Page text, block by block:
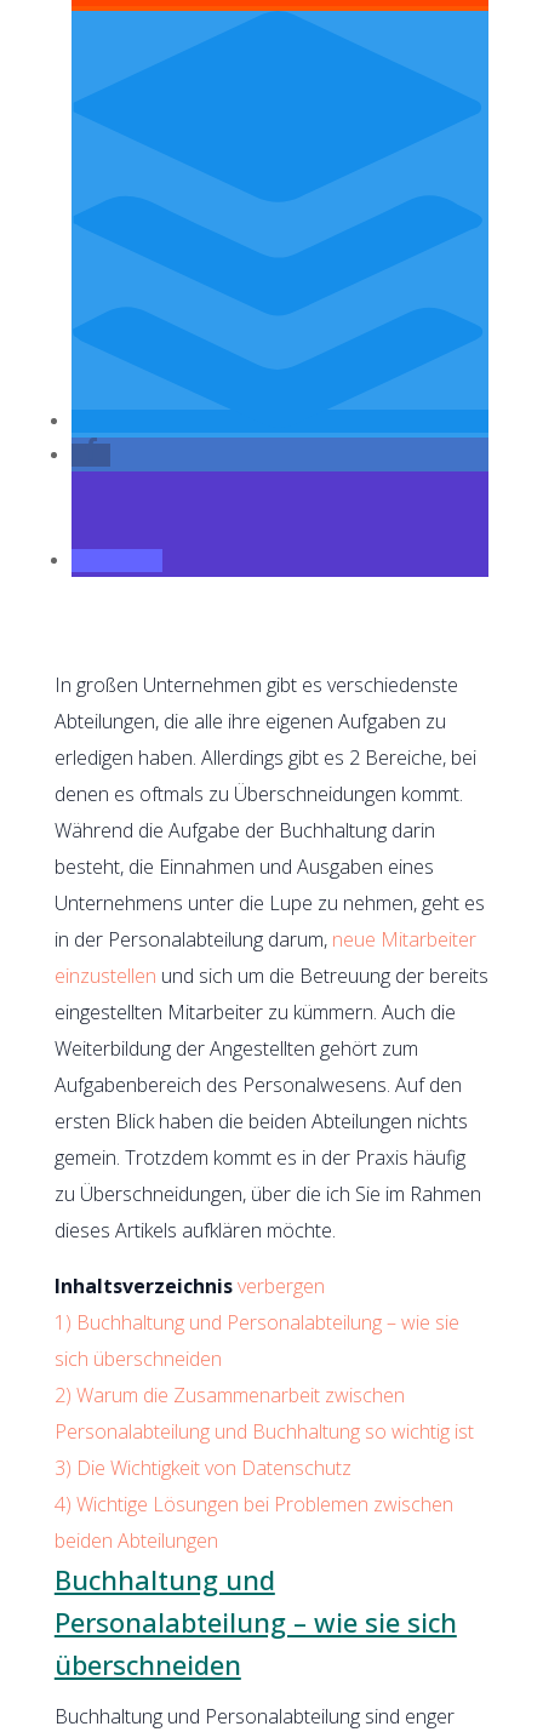
In großen Unternehmen gibt es verschiedenste
Abteilungen, die alle ihre eigenen Aufgaben zu
erledigen haben. Allerdings gibt es 2 Bereiche, bei
denen es oftmals zu Überschneidungen kommt.
Während die Aufgabe der Buchhaltung darin
besteht, die Einnahmen und Ausgaben eines
Unternehmens unter die Lupe zu nehmen, geht es
in der Personalabteilung darum, neue Mitarbeiter
einzustellen und sich um die Betreuung der bereits
eingestellten Mitarbeiter zu kümmern. Auch die
Weiterbildung der Angestellten gehört zum
Aufgabenbereich des Personalwesens. Auf den
ersten Blick haben die beiden Abteilungen nichts
gemein. Trotzdem kommt es in der Praxis häufig
zu Überschneidungen, über die ich Sie im Rahmen
dieses Artikels aufklären möchte.
Inhaltsverzeichnisverbergen
1) Buchhaltung und Personalabteilung – wie sie
sich überschneiden
2) Warum die Zusammenarbeit zwischen
Personalabteilung und Buchhaltung so wichtig ist
3) Die Wichtigkeit von Datenschutz
4) Wichtige Lösungen bei Problemen zwischen
beiden Abteilungen
Buchhaltung und
Personalabteilung – wie sie sich
überschneiden
Buchhaltung und Personalabteilung sind enger